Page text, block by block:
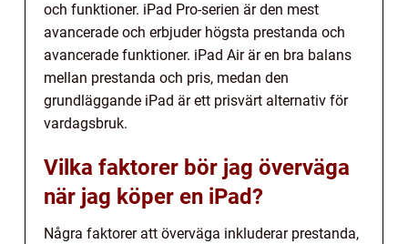
och funktioner. iPad Pro-serien är den mest
avancerade och erbjuder högsta prestanda och
avancerade funktioner. iPad Air är en bra balans
mellan prestanda och pris, medan den
grundläggande iPad är ett prisvärt alternativ för
vardagsbruk.
Vilka faktorer bör jag överväga
när jag köper en iPad?
Några faktorer att överväga inkluderar prestanda,